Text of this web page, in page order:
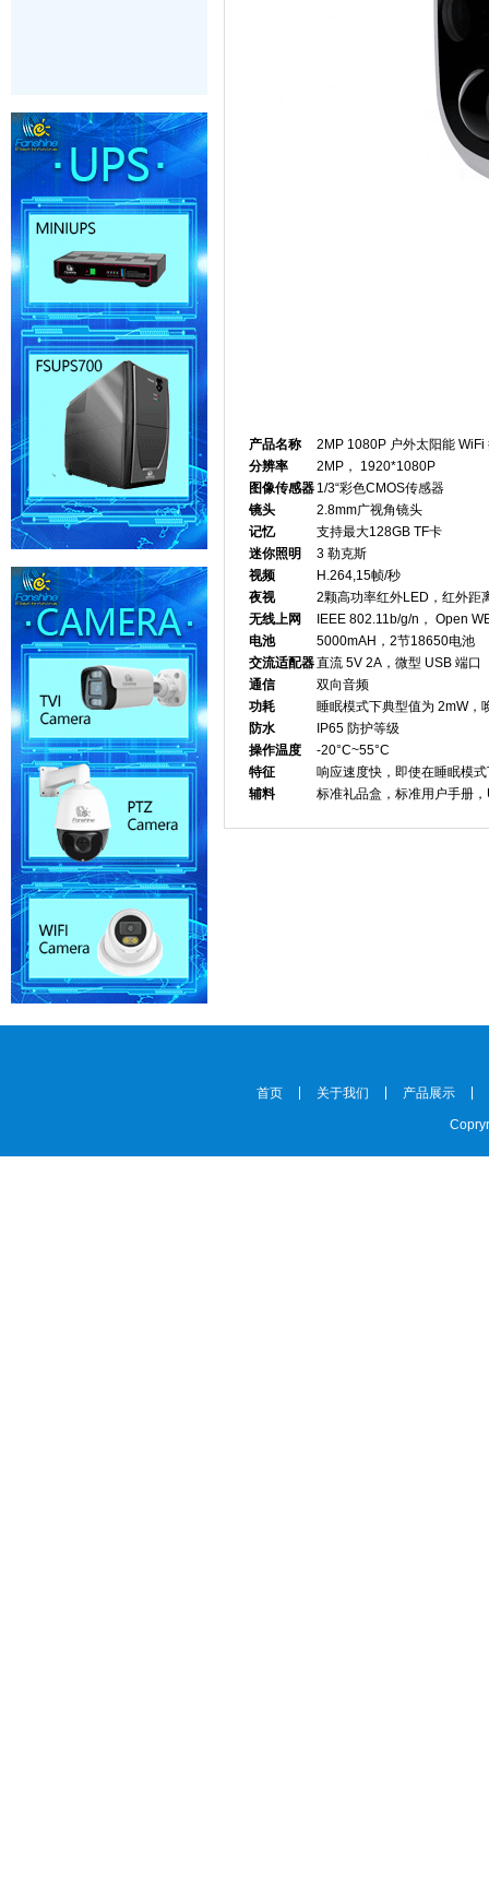
产品名称
2MP 1080P 户外太阳能
分辨率
2MP， 1920*1080P
图像传感器 1/3“彩色CMOS传感器
镜头
2.8mm广视角镜头
记忆
支持最大128GB TF卡
迷你照明
3 勒克斯
视频
H.264,15帧/秒
夜视
2颗高功率红外LED，红外距
无线上网
IEEE 802.11b/g/n， Open
电池
5000mAH，2节18650电池
交流适配器直流 5V 2A，微型 USB 端口
通信
双向音频
功耗
睡眠模式下典型值为 2mW，
防水
IP65 防护等级
操作温度
-20°C~55°C
特征
响应速度快，即使在睡眠模
辅料
标准礼品盒，标准用户手册
首页 关于我们 产品展示